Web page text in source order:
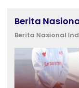
Berita
Berita Nasional